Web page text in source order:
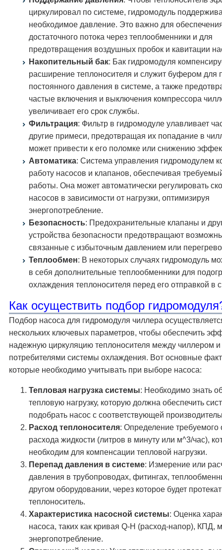
циркулировал по системе, гидромодуль
необходимое давление. Это важно для
достаточного потока через теплообменники и для
предотвращения воздушных пробок и кавитации
Накопительный бак: Бак гидромодуля
расширение теплоносителя и служит буфером для
постоянного давления в системе, а также
частые включения и выключения компрессора
увеличивает его срок службы.
Фильтрация: Фильтр в гидромодуле улавливает
другие примеси, предотвращая их попадание в
может привести к его поломке или снижению
Автоматика: Система управления гидромодулем
работу насосов и клапанов, обеспечивая
работы. Она может автоматически регулировать
насосов в зависимости от нагрузки, оптимизируя
энергопотребление.
Безопасность: Предохранительные клапаны и
устройства безопасности предотвращают
связанные с избыточным давлением или
Теплообмен: В некоторых случаях гидромодуль
в себя дополнительные теплообменники для
охлаждения теплоносителя перед его отправкой в
Как осуществить подбор
Подбор насоса для гидромодуля чиллера
нескольких ключевых параметров, чтобы обеспечить
надежную циркуляцию теплоносителя между чиллером и
потребителями системы охлаждения. Вот основные
которые необходимо учитывать при выборе насоса:
Тепловая нагрузка системы: Необходимо знать
тепловую нагрузку, которую должна обеспечить
подобрать насос с соответствующей
Расход теплоносителя: Определение требуемого
расхода жидкости (литров в минуту или м^3/час),
необходим для компенсации тепловой нагрузки.
Перепад давления в системе: Измерение или
давления в трубопроводах, фитингах,
другом оборудовании, через которое будет
теплоноситель.
Характеристика насосной системы: Оценка
насоса, таких как кривая Q-H (расход-напор), КПД,
энергопотребление.